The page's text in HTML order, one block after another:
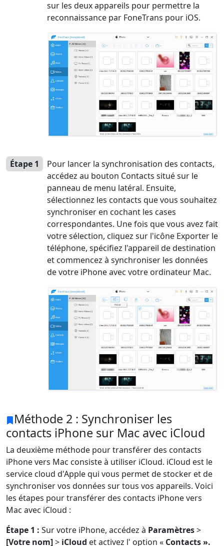
sur les deux appareils pour permettre la
reconnaissance par FoneTrans pour iOS.
Étape 1
Pour lancer la synchronisation des contacts,
accédez au bouton Contacts situé sur le
panneau de menu latéral. Ensuite,
sélectionnez les contacts que vous souhaitez
synchroniser en cochant les cases
correspondantes. Une fois que vous avez fait
votre sélection, cliquez sur l'icône Exporter le
téléphone, spécifiez l'appareil de destination
et commencez à synchroniser les données
de votre iPhone avec votre ordinateur Mac.
Méthode 2 : Synchroniser les
contacts iPhone sur Mac avec iCloud
La deuxième méthode pour transférer des contacts
iPhone vers Mac consiste à utiliser iCloud. iCloud est le
service cloud d'Apple qui vous permet de stocker et de
synchroniser vos données sur tous vos appareils. Voici
les étapes pour transférer des contacts iPhone vers
Mac avec iCloud :
Étape 1 : Sur votre iPhone, accédez à Paramètres>
[Votre nom]> iCloud et activez l' option « Contacts ».